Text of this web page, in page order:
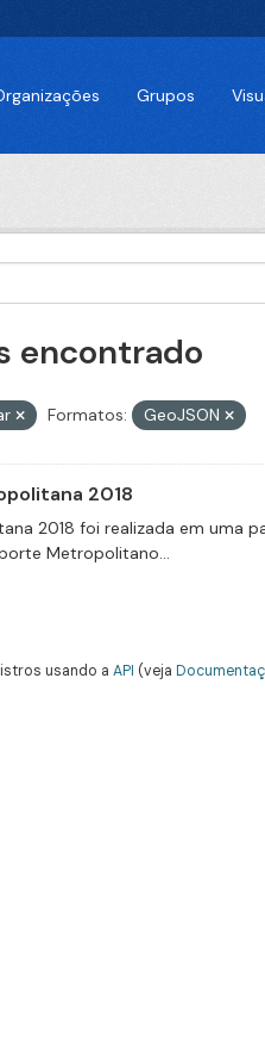
Grupos
encontrado
Formatos: GeoJSON
2018
2018 foi realizada em uma
Metropolitano...
usando a API (veja